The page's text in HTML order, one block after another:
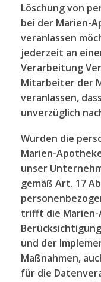
Löschung von
bei der Marien-
veranlassen
jederzeit an
Verarbeitung
Mitarbeiter der
veranlassen,
unverzüglich
Wurden die
Marien-
unser
gemäß Art. 17
trifft die
und der
Maßnahmen,
für die